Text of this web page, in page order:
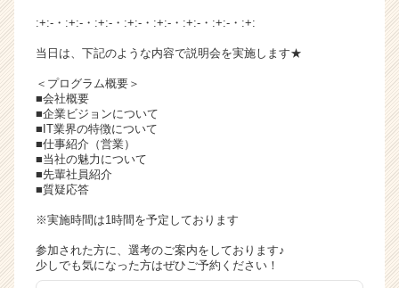
ャ
リ
e
r
r
e
r）
:+:-・:+:-・:+:-・:+:-・:+:-・:+:-・:+:-・:+:
当日は、下記のような内容で説明会を実施します★
＜プログラム概要＞
■会社概要
■企業ビジョンについて
■IT業界の特徴について
■仕事紹介（営業）
■当社の魅力について
■先輩社員紹介
■質疑応答
※実施時間は1時間を予定しております
参加された方に、選考のご案内をしております♪
少しでも気になった方はぜひご予約ください！